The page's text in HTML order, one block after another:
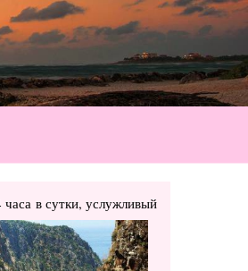
в сутки, услужливый